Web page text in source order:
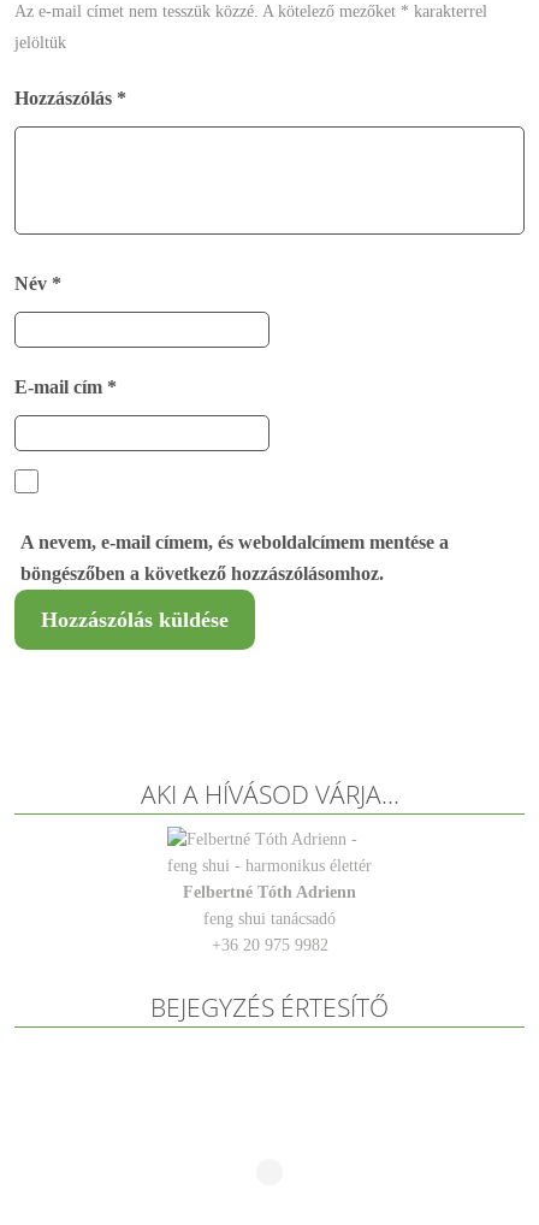
Az e-mail címet nem tesszük közzé. A kötelező mezőket * karakterrel
jelöltük
Hozzászólás *
Név *
E-mail cím *
A nevem, e-mail címem, és weboldalcímem mentése a
böngészőben a következő hozzászólásomhoz.
AKI A HÍVÁSOD VÁRJA…
Felbertné Tóth Adrienn
feng shui tanácsadó
+36 20 975 9982
BEJEGYZÉS ÉRTESÍTŐ